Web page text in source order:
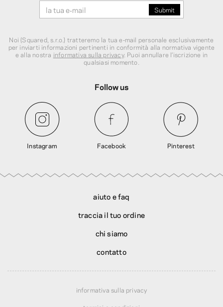
Noi (Squared, s.r.o.) tratteremo la tua e‑mail personale esclusivamente
per inviarti informazioni pertinenti in conformità alla normativa vigente
e alla nostra informativa sulla privacy. Puoi annullare l’iscrizione in
qualsiasi momento.
Follow us
Instagram Facebook Pinterest
aiuto e faq
traccia il tuo ordine
chi siamo
contatto
informativa sulla privacy